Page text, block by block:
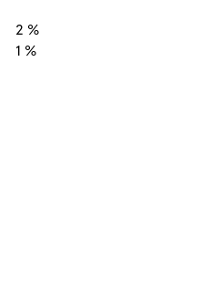
2 %
1 %